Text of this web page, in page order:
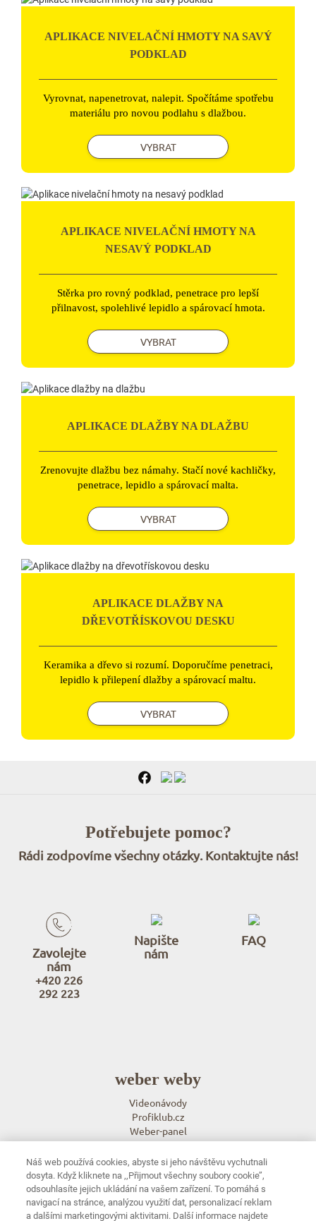
APLIKACE NIVELAČNÍ HMOTY NA SAVÝ
PODKLAD
Vyrovnat, napenetrovat, nalepit. Spočítáme spotřebu
materiálu pro novou podlahu s dlažbou.
VYBRAT
APLIKACE NIVELAČNÍ HMOTY NA
NESAVÝ PODKLAD
Stěrka pro rovný podklad, penetrace pro lepší
přilnavost, spolehlivé lepidlo a spárovací hmota.
VYBRAT
APLIKACE DLAŽBY NA DLAŽBU
Zrenovujte dlažbu bez námahy. Stačí nové kachličky,
penetrace, lepidlo a spárovací malta.
VYBRAT
APLIKACE DLAŽBY NA
DŘEVOTŘÍSKOVOU DESKU
Keramika a dřevo si rozumí. Doporučíme penetraci,
lepidlo k přilepení dlažby a spárovací maltu.
VYBRAT
Potřebujete pomoc?
Rádi zodpovíme všechny otázky. Kontaktujte nás!
Zavolejte
nám
+420 226
292 223
Napište
nám
FAQ
weber weby
Videonávody
Profiklub.cz
Weber-panel
e-radce.cz
weber aplikace
Weber color architect - navrhni fasádu
weberpas mixer
Náš web používá cookies, abyste si jeho návštěvu vychutnali
dosyta. Když kliknete na ‚‚Přijmout všechny soubory cookie’’,
odsouhlasíte jejich ukládání na vašem zařízení. To pomáhá s
navigací na stránce, analýzou využití dat, personalizací reklam
a dalšími marketingovými aktivitami. Další informace najdete